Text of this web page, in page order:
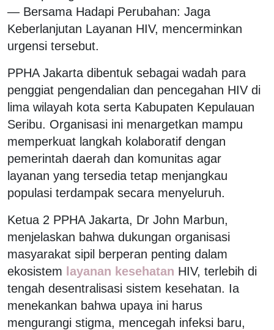
— Bersama Hadapi Perubahan: Jaga
Keberlanjutan Layanan HIV, mencerminkan
urgensi tersebut.
‎PPHA Jakarta dibentuk sebagai wadah para
penggiat pengendalian dan pencegahan HIV di
lima wilayah kota serta Kabupaten Kepulauan
Seribu. Organisasi ini menargetkan mampu
memperkuat langkah kolaboratif dengan
pemerintah daerah dan komunitas agar
layanan yang tersedia tetap menjangkau
populasi terdampak secara menyeluruh.
‎Ketua 2 PPHA Jakarta, Dr John Marbun,
menjelaskan bahwa dukungan organisasi
masyarakat sipil berperan penting dalam
ekosistem layanan kesehatan HIV, terlebih di
tengah desentralisasi sistem kesehatan. Ia
menekankan bahwa upaya ini harus
mengurangi stigma, mencegah infeksi baru,